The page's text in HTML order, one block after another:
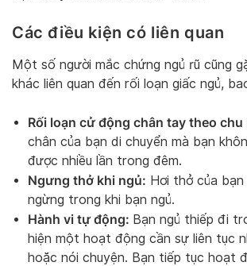
Các điều kiện có liên quan
Một số người mắc chứng ngủ rũ cũng
khác liên quan đến rối loạn giấc ngủ,
Rối loạn cử động chân tay theo chu
chân của bạn di chuyển mà bạn
được nhiều lần trong đêm.
Ngưng thở khi ngủ: Hơi thở của
ngừng trong khi bạn ngủ.
Hành vi tự động: Bạn ngủ thiếp đi
hiện một hoạt động cần sự liên tục
hoặc nói chuyện. Bạn tiếp tục hoạt